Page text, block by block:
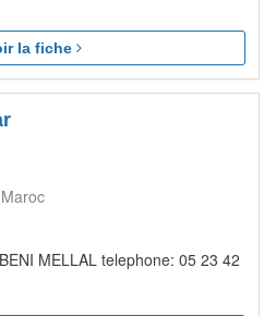
la fiche
Maroc
MELLAL telephone: 05 23 42